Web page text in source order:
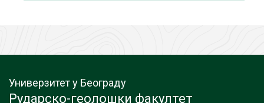
Универзитет у Београду
Рударско-геолошки факултет